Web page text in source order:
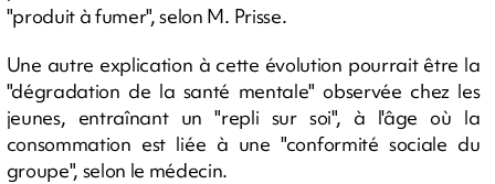
"produit à fumer", selon M. Prisse.
Une autre explication à cette évolution pourrait être la
"dégradation de la santé mentale" observée chez les
jeunes, entraînant un "repli sur soi", à l'âge où la
consommation est liée à une "conformité sociale du
groupe", selon le médecin.